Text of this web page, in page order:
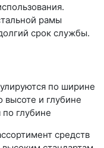
рамы
срок службы.
по ширине
высоте и глубине
глубине
средств